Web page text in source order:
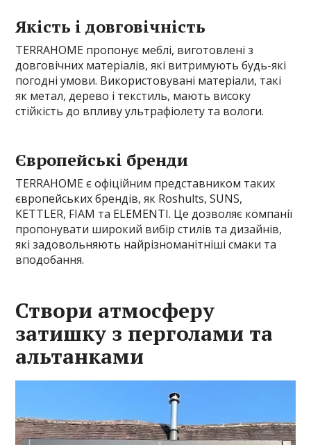
Якість і довговічність
TERRAHOME пропонує меблі, виготовлені з
довговічних матеріалів, які витримують будь-які
погодні умови. Використовувані матеріали, такі
як метал, дерево і текстиль, мають високу
стійкість до впливу ультрафіолету та вологи.
Європейські бренди
TERRAHOME є офіційним представником таких
європейських брендів, як Roshults, SUNS,
KETTLER, FIAM та ELEMENTI. Це дозволяє компанії
пропонувати широкий вибір стилів та дизайнів,
які задовольняють найрізноманітніші смаки та
вподобання.
Створи атмосферу
затишку з перголами та
альтанками